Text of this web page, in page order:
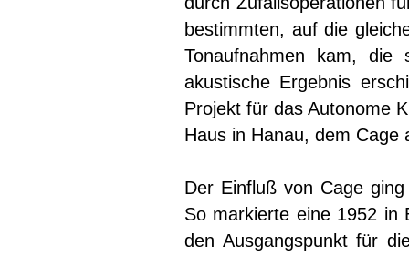
bestimmten, auf die
Tonaufnahmen kam, die
akustische Ergebnis
Projekt für das Autonome
Haus in Hanau, dem Cage
Der Einfluß von Cage
So markierte eine 1952 in
den Ausgangspunkt für